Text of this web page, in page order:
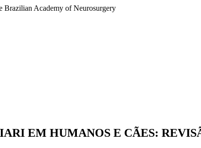
EM HUMANOS E CÃES: